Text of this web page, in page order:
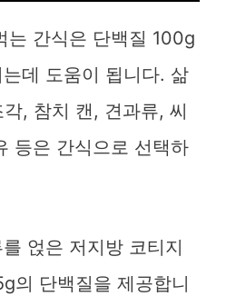
는 간식은 단백질 100g
데 도움이 됩니다. 삶
, 참치 캔, 견과류, 씨
등은 간식으로 선택하
얹은 저지방 코티지
의 단백질을 제공합니